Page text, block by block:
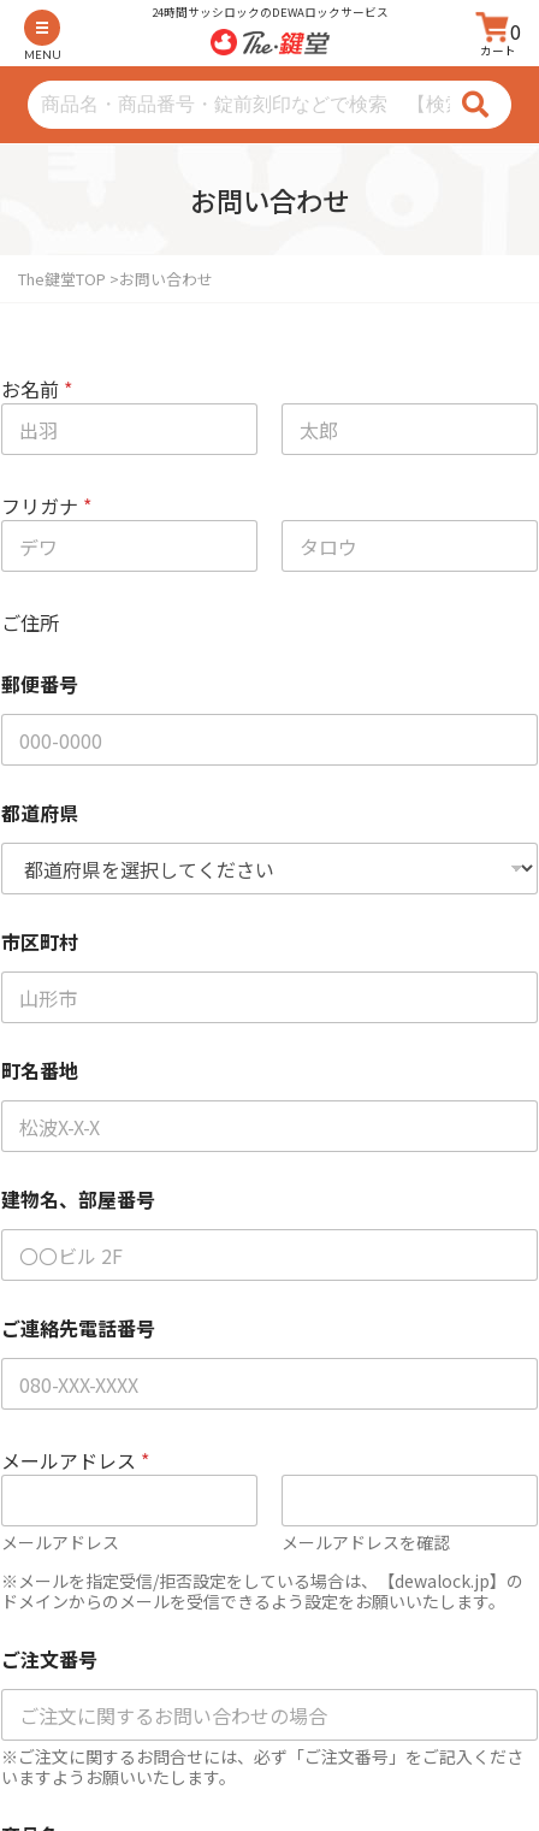
MENU
24時間サッシロックのDEWAロックサービス
0
カート
お問い合わせ
The鍵堂TOP お問い合わせ
お名前 *
フリガナ *
ご住所
郵便番号
都道府県
市区町村
町名番地
建物名、部屋番号
ご連絡先電話番号
メールアドレス *
メールアドレス
メールアドレスを確認
※メールを指定受信/拒否設定をしている場合は、【dewalock.jp】の
ドメインからのメールを受信できるよう設定をお願いいたします。
ご注文番号
※ご注文に関するお問合せには、必ず「ご注文番号」をご記入くださ
いますようお願いいたします。